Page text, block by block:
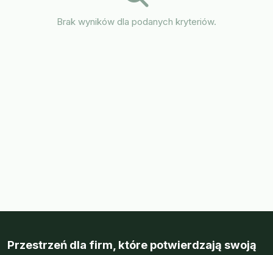
Brak wyników dla podanych kryteriów.
Przestrzeń dla firm, które potwierdzają swoją